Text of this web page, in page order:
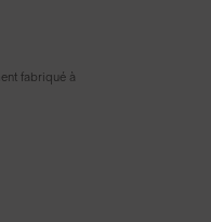
fabriqué à